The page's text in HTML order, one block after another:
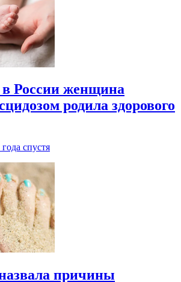
России женщина
родила здорового
года спустя
причины